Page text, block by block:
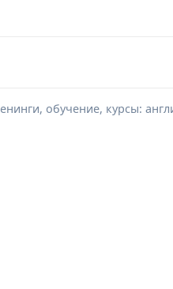
обучение, курсы: